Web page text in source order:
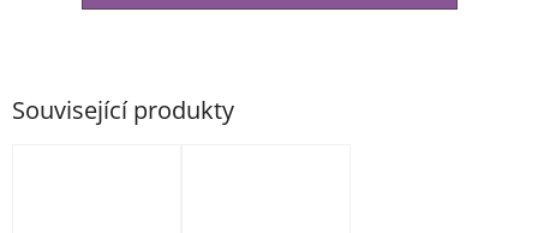
Související produkty